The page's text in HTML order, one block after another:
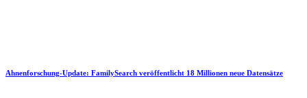
Ahnenforschung-Update: FamilySearch veröffentlicht 18 Millionen neue Datensätze